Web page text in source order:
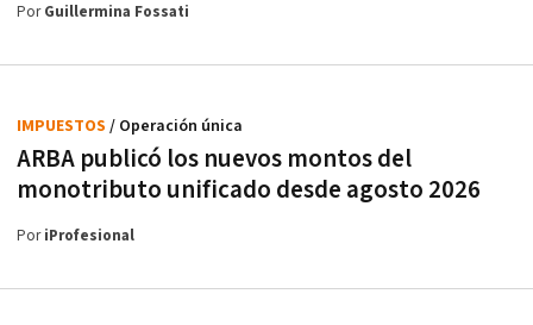
PorGuillermina Fossati
ARBA publicó los nuevos montos del
monotributo unificado desde agosto 2026
IMPUESTOS / Operación única
PoriProfesional